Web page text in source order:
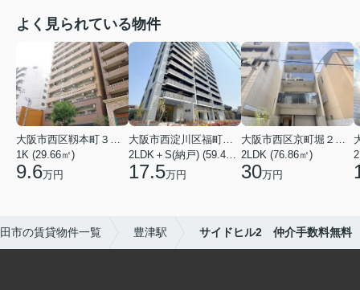
よく見られている物件
1K (29.66㎡)
9.6万円 17.5万円
2LDK (76.86㎡)
30万円
市の賃貸物件一覧 豊津駅 サイドヒル2 仲介手数料無料